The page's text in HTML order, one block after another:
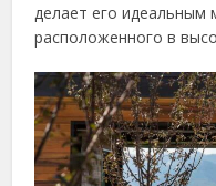
делает его
расположенного в